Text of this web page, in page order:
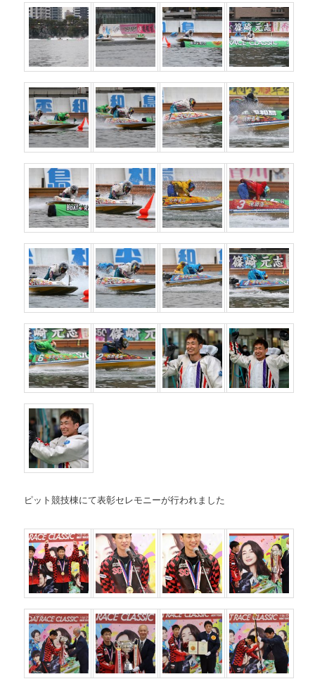
ピット競技棟にて表彰セレモニーが行われました